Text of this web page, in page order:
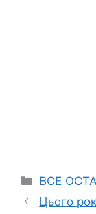
Categories
ВСЕ
Цього